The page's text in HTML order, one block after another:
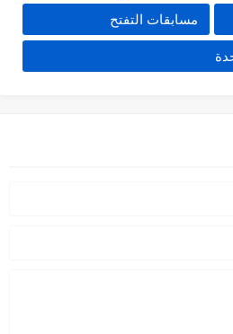
مسابقات التفتح